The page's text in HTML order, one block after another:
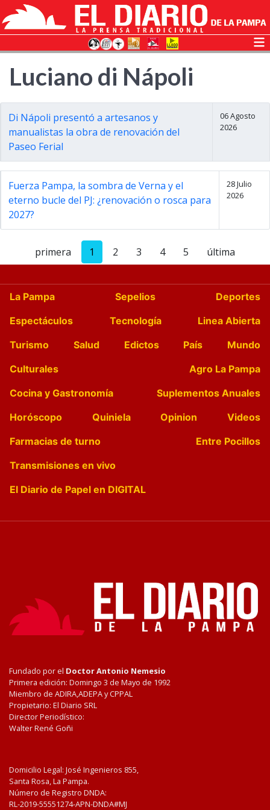
Luciano di Nápoli
Di Nápoli presentó a artesanos y
manualistas la obra de renovación del
Paseo Ferial
06 Agosto
2026
Fuerza Pampa, la sombra de Verna y el
eterno bucle del PJ: ¿renovación o rosca para
2027?
28 Julio
2026
primera 1 2 3 4 5 última
La Pampa Sepelios
Deportes
Espectáculos
Tecnología
Linea Abierta
Turismo
Salud Edictos País
Mundo
Culturales
Agro La Pampa
Cocina y Gastronomía
Suplementos Anuales
Horóscopo
Quiniela Opinion
Videos
Farmacias de turno
Entre Pocillos
Transmisiones en vivo
El Diario de Papel en DIGITAL
Fundado por el Doctor Antonio Nemesio
Primera edición: Domingo 3 de Mayo de 1992
Miembro de ADIRA,ADEPA y CPPAL
Propietario: El Diario SRL
Director Periodístico:
Walter René Goñi
Domicilio Legal: José Ingenieros 855,
Santa Rosa, La Pampa.
Número de Registro DNDA:
RL-2019-55551274-APN-DNDA#MJ